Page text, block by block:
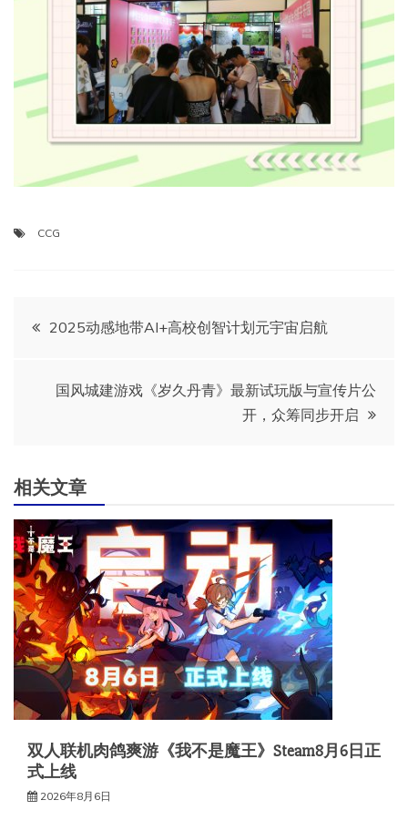
CCG
文 2025动感地带AI+高校创智计划元宇宙启航
国风城建游戏《岁久丹青》最新试玩版与宣传片公
开，众筹同步开启
相关文章
双人联机肉鸽爽游《我不是魔王》Steam8月6日正
式上线
2026年8月6日